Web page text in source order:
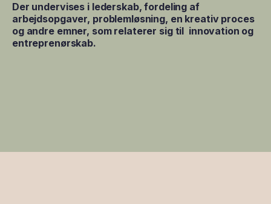
Der undervises i lederskab, fordeling af
arbejdsopgaver, problemløsning, en kreativ proces
og andre emner, som relaterer sig til innovation og
entreprenørskab.